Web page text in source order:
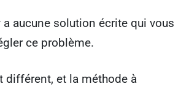
a aucune solution écrite qui vous
ce problème.
différent, et la méthode à